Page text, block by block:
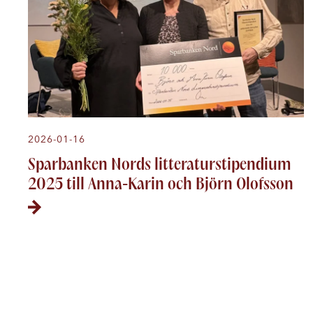
2026-01-16
Sparbanken Nords litteraturstipendium
2025 till Anna-Karin och Björn Olofsson